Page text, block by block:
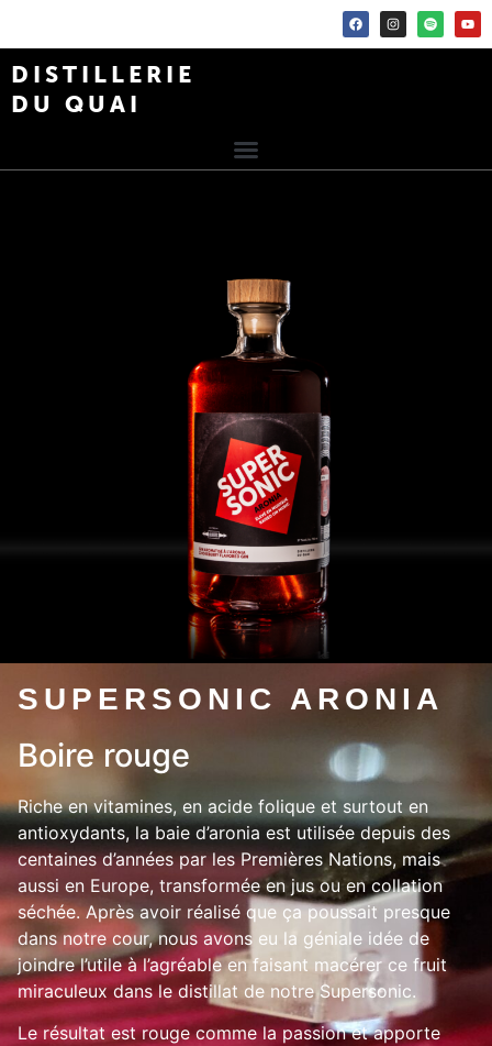
DISTILLERIE
DU QUAI
SUPERSONIC ARONIA
Boire rouge
Riche en vitamines, en acide folique et surtout en
antioxydants, la baie d’aronia est utilisée depuis des
centaines d’années par les Premières Nations, mais
aussi en Europe, transformée en jus ou en collation
séchée. Après avoir réalisé que ça poussait presque
dans notre cour, nous avons eu la géniale idée de
joindre l’utile à l’agréable en faisant macérer ce fruit
miraculeux dans le distillat de notre Supersonic.
Le résultat est rouge comme la passion et apporte